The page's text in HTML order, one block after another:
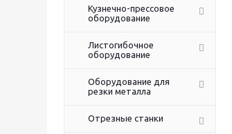
Кузнечно-прессовое
оборудование
Листогибочное
оборудование
Оборудование для
резки металла
Отрезные станки